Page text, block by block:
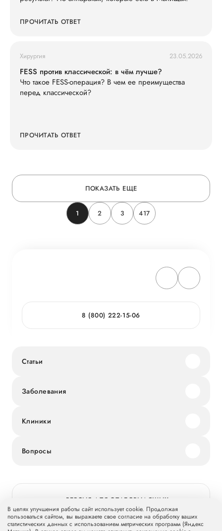
ПРОЧИТАТЬ ОТВЕТ
Хирургия 23.05.2026
FESS против классической: в чём лучше?
Что такое FESS-операция? В чем ее преимущества
перед классической?
ПРОЧИТАТЬ ОТВЕТ
ПОКАЗАТЬ ЕЩЕ
1 2 3 417
8 (800) 222-15-06
Статьи
Заболевания
Клиники
Вопросы
ВЕРСИЯ ДЛЯ СЛАБОВИДЯЩИХ
В целях улучшения работы сайт использует cookie. Продолжая
пользоваться сайтом, вы выражаете свое согласие на обработку ваших
статистических данных с использованием метрических программ (Яндекс